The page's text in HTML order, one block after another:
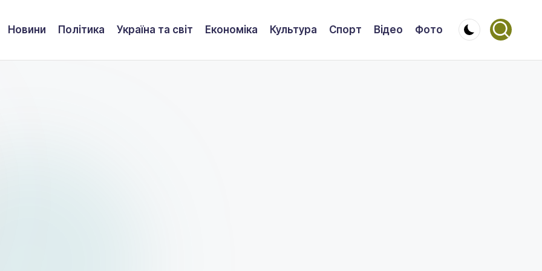
Новини Політика Україна та світ Економіка Культура Спорт Відео Фото